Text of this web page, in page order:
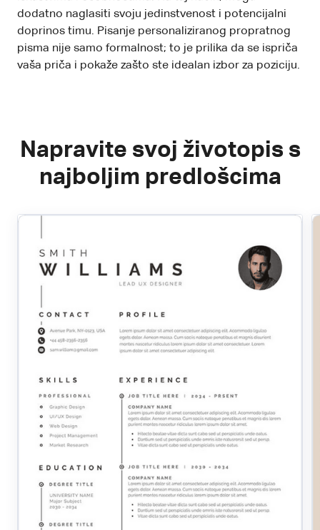
dodatno naglasiti svoju jedinstvenost i potencijalni
doprinos timu. Pisanje personaliziranog propratnog
pisma nije samo formalnost; to je prilika da se ispriča
vaša priča i pokaže zašto ste idealan izbor za poziciju.
Napravite svoj životopis s
najboljim predlošcima